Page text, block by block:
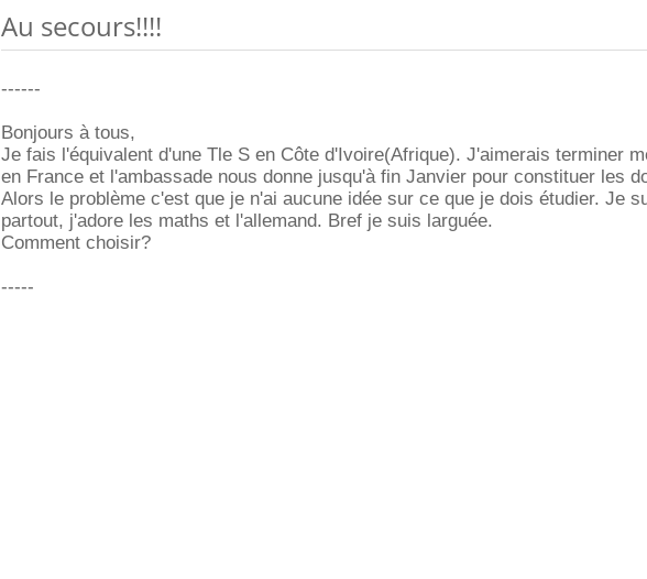
Au secours!!!!
------
Bonjours à tous,
Je fais l'équivalent d'une Tle S en Côte d'Ivoire(Afrique). J'aimerais terminer
en France et l'ambassade nous donne jusqu'à fin Janvier pour constituer les
Alors le problème c'est que je n'ai aucune idée sur ce que je dois étudier. Je
partout, j'adore les maths et l'allemand. Bref je suis larguée.
Comment choisir?
-----